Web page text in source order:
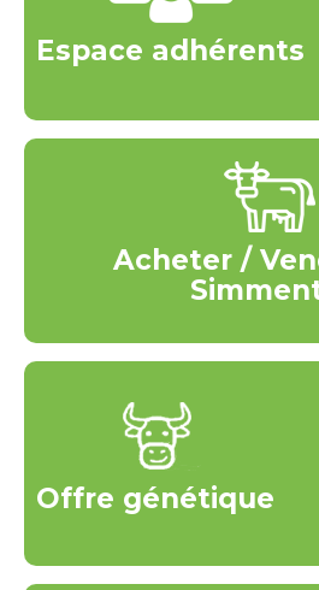
Espace adhérents
Acheter /
Offre génétique